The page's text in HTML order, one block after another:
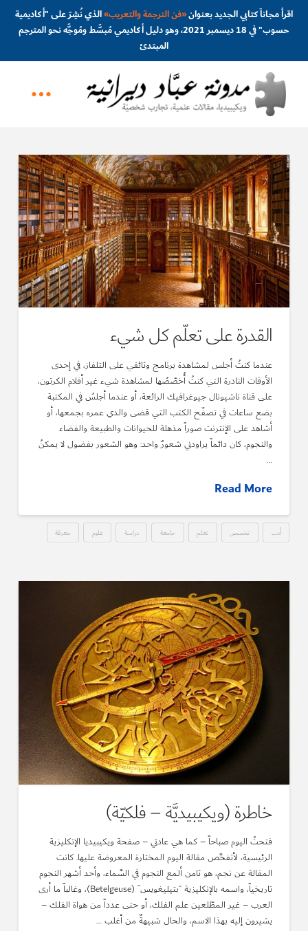
اقرأ مجاناً كتابي الجديد بعنوان«فن الترجمة والتعريب»الذي نُشِرَ على "أكاديمية
حسوب" في 18 ديسمبر 2021، وهو دليل أكاديمي مُبسَّط ومُوجَّه نحو المترجم
المبتدئ
القدرة على تعلّم كل شيء
عندما كنتُ أجلس لمشاهدة برنامج وثائقي على التلفاز، في إحدى
الأوقات النادرة التي كنتُ أُخصّصُها لمشاهدة شيء غير أفلام الكرتون،
على قناة ناشيونال جيوغرافيك الرائعة، أو عندما أجلسُ في المكتبة
بضع ساعات في تصفّح الكتب التي قضى والدي عمره بجمعها، أو
أشاهد على الإنترنت صوراً مذهلة للحيوانات والطبيعة والفضاء
والنجوم، كان دائماً يراودني شعورٌ واحد: وهو الشعور بفضول لا يمكنُ
…
Read More
أدب تخصص تعلم جامعة دراسة علوم معرفة
خاطرة (ويكيبيديَّة – فلكيّة)
فتحتُ اليوم صباحاً – كما هي عادتي – صفحة ويكيبيديا الإنكليزية
الرئيسية، لأتفحَّص مقالة اليوم المختارة المعروضة عليها. كانت
المقالة عن نجم، هو ثامن ألمع النجوم في السَّماء، وأحد أشهر النجوم
تاريخياً، واسمه بالإنكليزية “بتيليغويس” (Betelgeuse)، وغالباً ما أرى
العرب – غير المطّلعين علم الفلك، أو حتى عدداً من هواة الفلك –
يشيرون إليه بهذا الاسم، والحال شبيهةٌ من أغلب …